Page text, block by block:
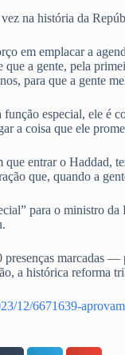
na história da
em emplacar a
que a gente, pela
para que a gente
especial, ele é
a coisa que ele
entrar o Haddad,
que, quando a
para o ministro
marcadas
a histórica reforma
12/6671639-